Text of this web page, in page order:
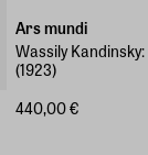
Ars mundi
Wassily
(1923)
440,00 €